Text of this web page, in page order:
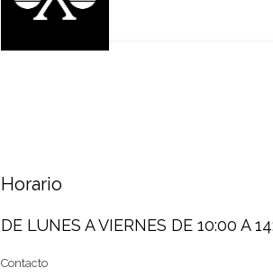
Horario
DE LUNES A VIERNES DE 10:00 A
Contacto